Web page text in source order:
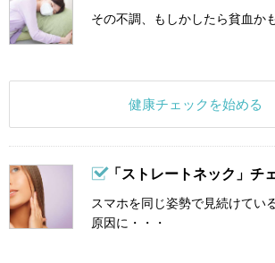
その不調、もしかしたら貧血か
健康チェックを始める
「ストレートネック」チ
スマホを同じ姿勢で見続けてい
原因に・・・